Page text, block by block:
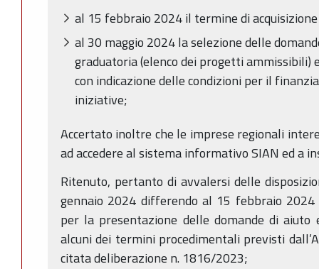
al 15 febbraio 2024 il termine di
al 30 maggio 2024 la selezione delle
graduatoria (elenco dei progetti ammissibili)
con indicazione delle condizioni per il
iniziative;
Accertato inoltre che le imprese regionali
ad accedere al sistema informativo SIAN ed a
Ritenuto, pertanto di avvalersi delle
gennaio 2024 differendo al 15 febbraio
per la presentazione delle domande di aiuto
alcuni dei termini procedimentali previsti
citata deliberazione n. 1816/2023;